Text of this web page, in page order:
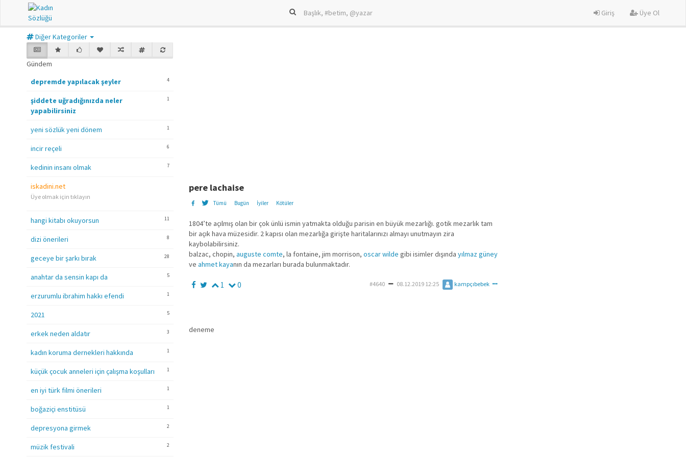
Giriş Üye Ol
Diğer Kategoriler
Gündem
4
depremde yapılacak şeyler
1
şiddete uğradığınızda neler
yapabilirsiniz
1
yeni sözlük yeni dönem
6
incir reçeli
7
kedinin insanı olmak
iskadini.net
Üye olmak için tıklayın
11
hangi kitabı okuyorsun
8
dizi önerileri
28
geceye bir şarkı bırak
5
anahtar da sensin kapı da
1
erzurumlu ibrahim hakkı efendi
5
2021
3
erkek neden aldatır
1
kadın koruma dernekleri hakkında
1
küçük çocuk anneleri için çalışma koşulları
1
en iyi türk filmi önerileri
1
boğaziçi enstitüsü
2
depresyona girmek
2
müzik festivali
pere lachaise
Tümü Bugün İyiler Kötüler
1804’te açılmış olan bir çok ünlü ismin yatmakta olduğu parisin en büyük mezarlığı. gotik mezarlık tam
bir açık hava müzesidir. 2 kapısı olan mezarlığa girişte haritalarınızı almayı unutmayın zira
kaybolabilirsiniz.
balzac, chopin, auguste comte, la fontaine, jim morrison, oscar wilde gibi isimler dışında yılmaz güney
ve ahmet kayanın da mezarları burada bulunmaktadır.
1 0 #4640 08.12.2019 12:25 kampçıbebek
deneme